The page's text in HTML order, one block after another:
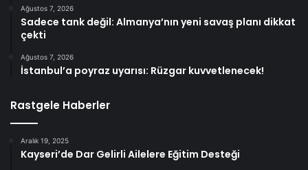
Ağustos 7, 2026
Sadece tank değil: Almanya’nın yeni savaş planı dikkat
çekti
Ağustos 7, 2026
İstanbul’a poyraz uyarısı: Rüzgar kuvvetlenecek!
Rastgele Haberler
Aralık 19, 2025
Kayseri’de Dar Gelirli Ailelere Eğitim Desteği